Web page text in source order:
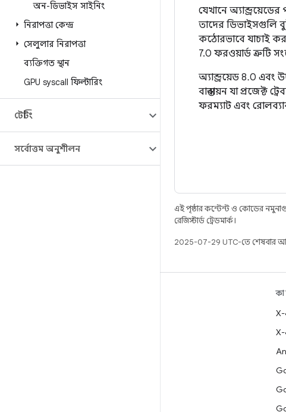
অন-ডিভাইস সাইনিং
নিরাপত্তা কেন্দ্র
সেলুলার নিরাপত্তা
ব্যক্তিগত স্থান
GPU syscall ফিল্টারিং
টেস্টিং
সর্বোত্তম অনুশীলন
যেখানে
তাদের ডিভাইসগুলি
কঠোরভাবে যাচাই
7.0 ফরওয়ার্ড ত্রুটি
অ্যান্ড্রয়েড 8.0 এবং
বাস্তবায়ন যা প্রজেক্ট
ফরম্যাট এবং
এই পৃষ্ঠার কন্টেন্ট ও কোডের
রেজিস্টার্ড ট্রেডমার্ক।
2025-07-29 UTC-তে শেষবার